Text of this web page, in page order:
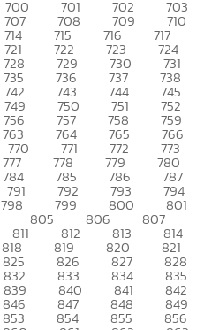
700 701 702 703
707 708 709 710
714 715 716 717
721 722 723 724
728 729 730 731
735 736 737 738
742 743 744 745
749 750 751 752
756 757 758 759
763 764 765 766
770 771 772 773
777 778 779 780
784 785 786 787
791 792 793 794
798 799 800 801
805 806 807
811 812 813 814
818 819 820 821
825 826 827 828
832 833 834 835
839 840 841 842
846 847 848 849
853 854 855 856